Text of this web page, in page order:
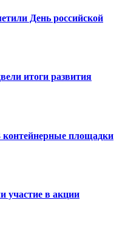
День российской
итоги развития
контейнерные площадки
участие в акции